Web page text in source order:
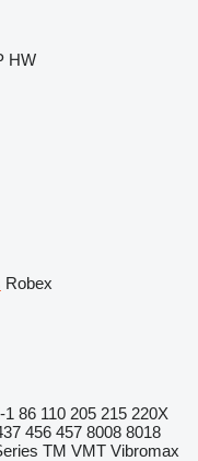
HW
Robex
1 86 110 205 215 220X
456 457 8008 8018
TM VMT Vibromax